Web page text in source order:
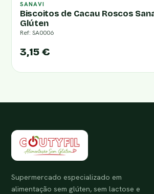
SANAVI
Biscoitos de Cacau Roscos
Glúten
Ref: SA0006
3,15 €
Supermercado especializado em
alimentação sem glúten, sem lactose e